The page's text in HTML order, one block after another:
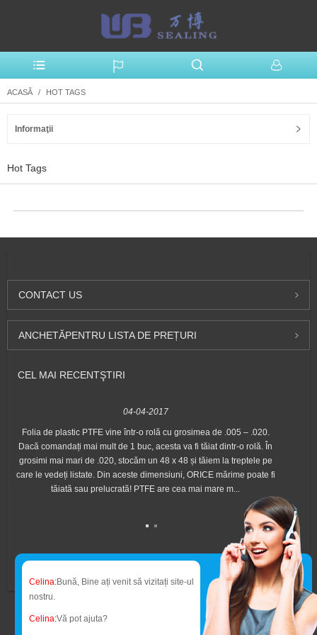
ACASĂ HOT TAGS
Informaţii
Hot Tags
CONTACT US
ANCHETĂPENTRU LISTA DE PREȚURI
CEL MAI RECENTŞTIRI
04-04-2017
Folia de plastic PTFE vine într-o rolă cu grosimea de .005 – .020.
Dacă comandați mai mult de 1 buc, acesta va fi tăiat dintr-o rolă. În
grosimi mai mari de .020, stocăm un 48 x 48 și tăiem la treptele pe
care le vedeți listate. Din aceste dimensiuni, ORICE mărime poate fi
tăiată sau prelucrată! PTFE are cea mai mare m...
© Copyright - 2010-2014 : Toate drepturile rezervate.
Celina:Bună, Bine ați venit să vizitați site-ul
nostru.
Celina:Vă pot ajuta?